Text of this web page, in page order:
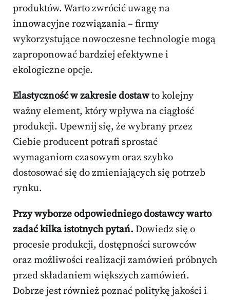
produktów. Warto zwrócić uwagę na
innowacyjne rozwiązania – firmy
wykorzystujące nowoczesne technologie mogą
zaproponować bardziej efektywne i
ekologiczne opcje.
Elastyczność w zakresie dostawto kolejny
ważny element, który wpływa na ciągłość
produkcji. Upewnij się, że wybrany przez
Ciebie producent potrafi sprostać
wymaganiom czasowym oraz szybko
dostosować się do zmieniających się potrzeb
rynku.
Przy wyborze odpowiedniego dostawcy warto
zadać kilka istotnych pytań. Dowiedz się o
procesie produkcji, dostępności surowców
oraz możliwości realizacji zamówień próbnych
przed składaniem większych zamówień.
Dobrze jest również poznać politykę jakości i